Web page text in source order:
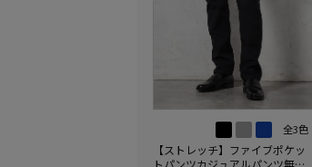
全3色
【ストレッチ】ファイブポケッ
トパンツカジュアルパンツ無地